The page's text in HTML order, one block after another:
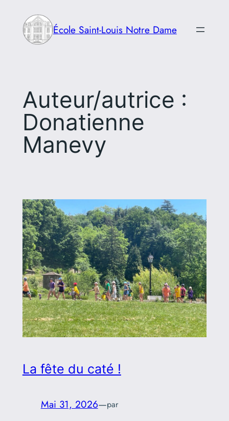
contenu
École Saint-Louis Notre Dame
Auteur/autrice :
Donatienne
Manevy
La fête du caté !
Mai 31, 2026—par